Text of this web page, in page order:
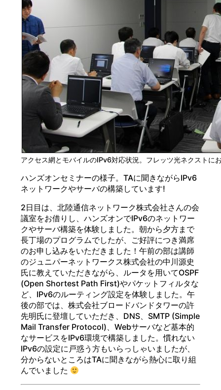
アクセス網とモバイルのIPv6対応状況。フレッツ光ネクストに
ハンズオンセミナーの様子。TAに聞きながらIPv6
ネットワークやサーバの構築しています!
2日目は、北陸通信ネットワーク株式会社さんの会
議室をお借りし、ハンズオンでIPv6のネットワー
クやサーバ構築を体験しました。朝から夕方まで
長丁場のプログラムでしたが、ご好評につき満席
のお申し込みをいただきました！午前の部は講師
のジュニパーネットワークス株式会社の中川源史
氏に教えていただきながら、ルータを用いてOSPF
(Open Shortest Path First)やパケットフィルタな
ど、IPv6のルーティング設定を体験しました。午
後の部では、株式会社ブロードバンドタワーの許
先明氏に登壇していただき、DNS、SMTP (Simple
Mail Transfer Protocol)、Webサーバなど基本的
なサービスをIPv6環境で構築しました。慣れない
IPv6の設定に戸惑う方もいらっしゃいましたが、
分からないところはTAに聞きながら熱心に取り組
んでいました